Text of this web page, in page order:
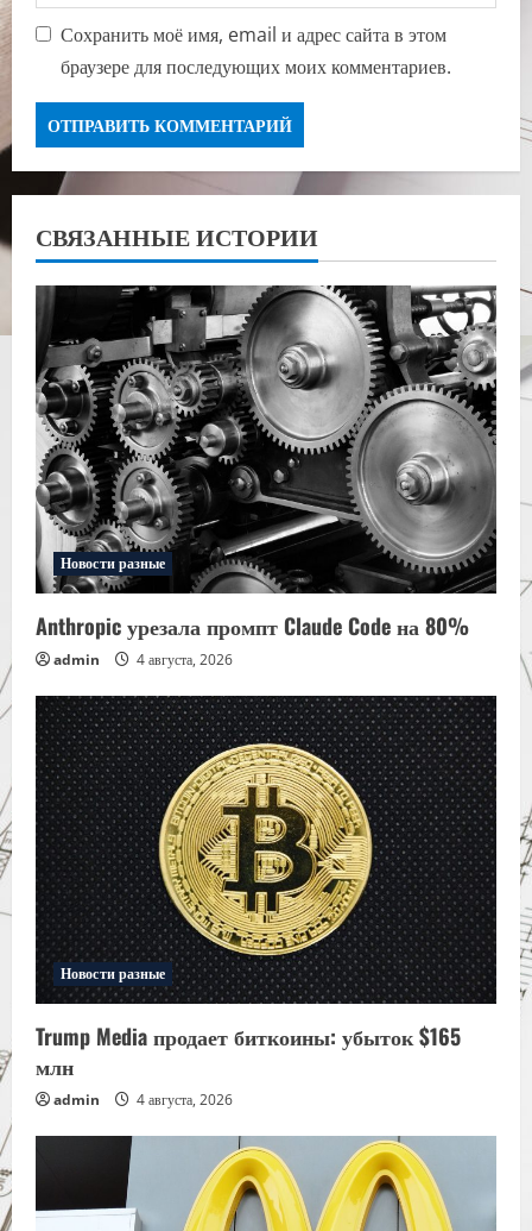
Сохранить моё имя, email и адрес сайта в этом
браузере для последующих моих комментариев.
СВЯЗАННЫЕ ИСТОРИИ
Новости разные
Anthropic урезала промпт Claude Code на 80%
admin 4 августа, 2026
Новости разные
Trump Media продает биткоины: убыток $165
млн
admin 4 августа, 2026